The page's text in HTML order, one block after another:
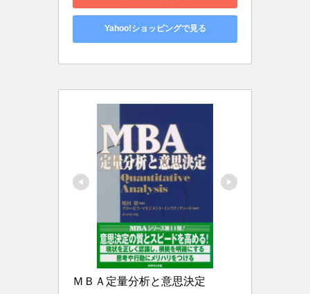
Yahoo!ショッピングで見る
ＭＢＡ定量分析と意思決定